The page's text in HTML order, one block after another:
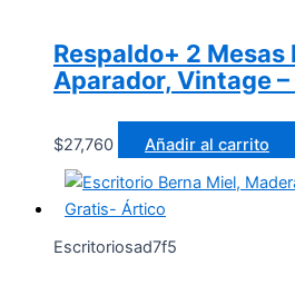
Respaldo+ 2 Mesas
Aparador, Vintage
$27,760 Añadir al carrito
Escritoriosad7f5